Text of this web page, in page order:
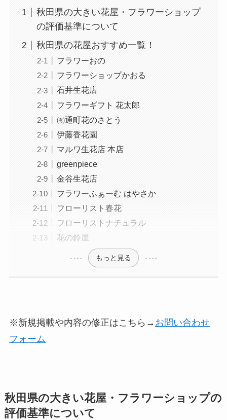
秋田県の大きい花屋・フラワーショップ
の評価基準について
秋田県の花屋おすすめ一覧！
フラワーおの
フラワーショップかおる
石井生花店
フラワーギフト 花太郎
㈲通町花のさとう
伊藤香花園
マルワ生花店 本店
greenpiece
金谷生花店
フラワーふぁーむ はやさか
フローリスト春花
フローリストナチュラル
花の鈴屋
もっと見る
※新規掲載や内容の修正はこちら→ お問い合わせ
フォーム
秋田県の大きい花屋・フラワーショップの
評価基準について